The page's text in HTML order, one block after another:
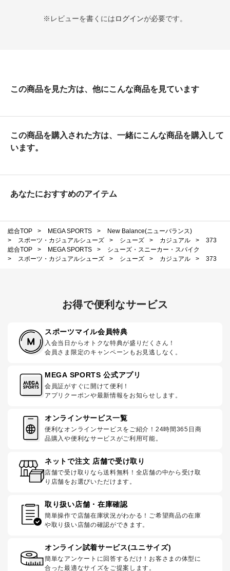
※レビューを書くにはログインが必要です。
この商品を見た方は、他にこんな商品を見ています
この商品を購入された方は、一緒にこんな商品を購入して
います。
あなたにおすすめのアイテム
総合TOP > MEGA SPORTS >
New Balance(ニューバランス)
>
スポーツ・カジュアルシューズ > シューズ > カジュアル >
373
総合TOP
> MEGA SPORTS >
シューズ・スニーカー・スパイク
>
スポーツ・カジュアルシューズ > シューズ > カジュアル > 373
お得で便利なサービス
スポーツマイル会員特典
入会当日からオトクな特典が盛りだくさん！
会員さま限定のキャンペーンもお見逃しなく。
MEGA SPORTS 公式アプリ
会員証がすぐに開けて便利！
アプリクーポンや最新情報をお知らせします。
オンラインサービス一覧
便利なオンラインサービスをご紹介！24時間365日商
品購入や便利なサービスがご利用可能。
ネットで注文 店舗で受け取り
店舗で受け取りなら送料無料！全店舗の中から受け取
り店舗をお選びいただけます。
取り扱い店舗・在庫確認
簡単操作で店舗在庫状況がわかる！ご希望商品の在庫
や取り扱い店舗の確認ができます。
オンライン試着サービス(ユニサイズ)
簡単なアンケートに回答するだけ！お客さまの体型に
合った最適なサイズをご提案します。